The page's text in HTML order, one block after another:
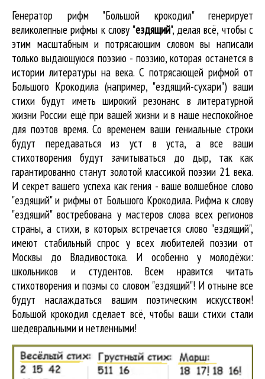
Генератор рифм "Большой крокодил" генерирует
великолепныерифмы к слову "ездящий", делая всё, чтобы с
этим масштабным и потрясающим словом вы написали
только выдающуюся поэзию - поэзию, которая останется в
истории литературы на века. С потрясающей рифмой от
Большого Крокодила (например, "ездящий-сухари") ваши
стихи будут иметь широкий резонанс в литературной
жизни России ещё при вашей жизни и в наше неспокойное
для поэтов время. Со временем ваши гениальные строки
будут передаваться из уст в уста, а все ваши
стихотворения будут зачитываться до дыр, так как
гарантированно станут золотой классикой поэзии 21 века.
И секрет вашего успеха как гения - ваше волшебное слово
"ездящий" и рифмы от Большого Крокодила. Рифма к слову
"ездящий" востребована у мастеров слова всех регионов
страны, а стихи, в которых встречается слово "ездящий",
имеют стабильный спрос у всех любителей поэзии от
Москвы до Владивостока. И особенно у молодёжи:
школьников и студентов. Всем нравится читать
стихотворения и поэмы со словом "ездящий"! И отныне все
будут наслаждаться вашим поэтическим искусством!
Большой крокодил cделает всё, чтобы ваши стихи стали
шедевральными и нетленными!